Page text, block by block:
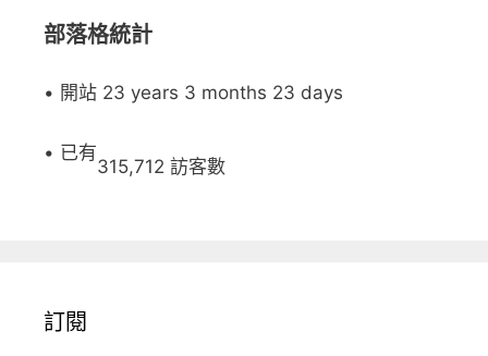
部落格統計
• 開站 23 years 3 months 23 days
• 已有
315,712 訪客數
訂閱